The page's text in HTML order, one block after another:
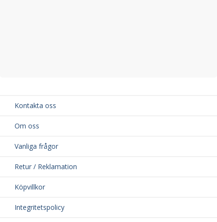
Kontakta oss
Om oss
Vanliga frågor
Retur / Reklamation
Köpvillkor
Integritetspolicy